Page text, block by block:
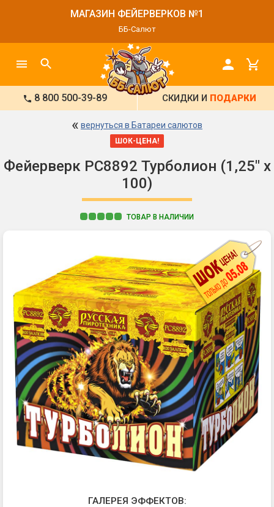
МАГАЗИН ФЕЙЕРВЕРКОВ №1
ББ-Салют
8 800 500-39-89 СКИДКИ И ПОДАРКИ
« вернуться в Батареи салютов
ШОК-ЦЕНА!
Фейерверк РС8892 Турболион (1,25" х
100)
ТОВАР В НАЛИЧИИ
ГАЛЕРЕЯ ЭФФЕКТОВ: